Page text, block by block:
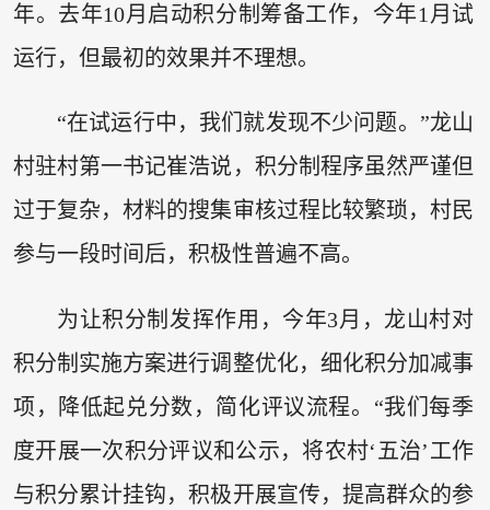
年。去年10月启动积分制筹备工作，今年1月试
运行，但最初的效果并不理想。
“在试运行中，我们就发现不少问题。”龙山
村驻村第一书记崔浩说，积分制程序虽然严谨但
过于复杂，材料的搜集审核过程比较繁琐，村民
参与一段时间后，积极性普遍不高。
为让积分制发挥作用，今年3月，龙山村对
积分制实施方案进行调整优化，细化积分加减事
项，降低起兑分数，简化评议流程。“我们每季
度开展一次积分评议和公示，将农村‘五治’工作
与积分累计挂钩，积极开展宣传，提高群众的参